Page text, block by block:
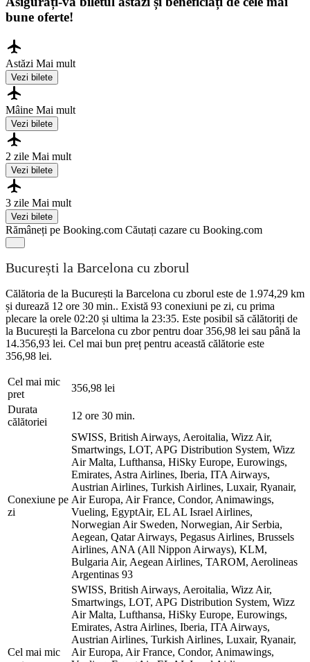
bune oferte!
Astăzi Mai mult
Vezi bilete
Mâine Mai mult
Vezi bilete
2 zile Mai mult
Vezi bilete
3 zile Mai mult
Vezi bilete
Rămâneți pe Booking.com Căutați cazare cu Booking.com
București la Barcelona cu zborul
Călătoria de la București la Barcelona cu zborul este de 1.974,29 km
și durează 12 ore 30 min.. Există 93 conexiuni pe zi, cu prima
plecare la orele 02:20 și ultima la 23:35. Este posibil să călătoriți de
la București la Barcelona cu zbor pentru doar 356,98 lei sau până la
14.356,93 lei. Cel mai bun preț pentru această călătorie este
356,98 lei.
Cel mai mic
pret
356,98 lei
Durata
călătoriei
12 ore 30 min.
Conexiune pe
zi
SWISS, British Airways, Aeroitalia, Wizz Air,
Smartwings, LOT, APG Distribution System, Wizz
Air Malta, Lufthansa, HiSky Europe, Eurowings,
Emirates, Astra Airlines, Iberia, ITA Airways,
Austrian Airlines, Turkish Airlines, Luxair, Ryanair,
Air Europa, Air France, Condor, Animawings,
Vueling, EgyptAir, EL AL Israel Airlines,
Norwegian Air Sweden, Norwegian, Air Serbia,
Aegean, Qatar Airways, Pegasus Airlines, Brussels
Airlines, ANA (All Nippon Airways), KLM,
Bulgaria Air, Aegean Airlines, TAROM, Aerolineas
Argentinas 93
Cel mai mic
SWISS, British Airways, Aeroitalia, Wizz Air,
Smartwings, LOT, APG Distribution System, Wizz
Air Malta, Lufthansa, HiSky Europe, Eurowings,
Emirates, Astra Airlines, Iberia, ITA Airways,
Austrian Airlines, Turkish Airlines, Luxair, Ryanair,
Air Europa, Air France, Condor, Animawings,